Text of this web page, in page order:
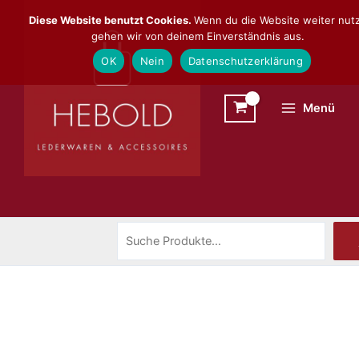
Inhalt
Menü
Diese Website benutzt Cookies. Wenn du die Website weiter
gehen wir von deinem Einverständnis aus.
OK
Nein Datenschutzerklärung